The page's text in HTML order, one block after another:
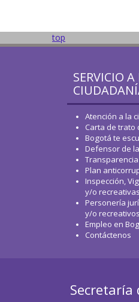
top
SERVICIO A
Atención a la
Carta de trato
Bogotá te
Defensor de
Plan
Inspección,
y/o recreativas
Personería
y/o recreativos
Empleo en
Contáctenos
Secretaría